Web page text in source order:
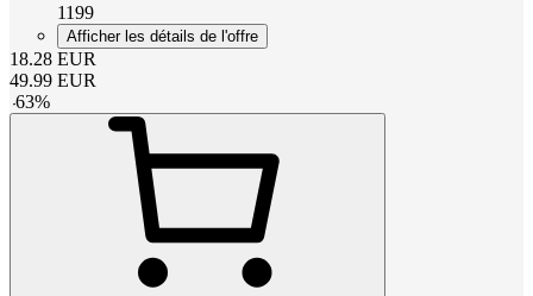
1199
Afficher les détails de l'offre
18.28 EUR
49.99 EUR
-63%